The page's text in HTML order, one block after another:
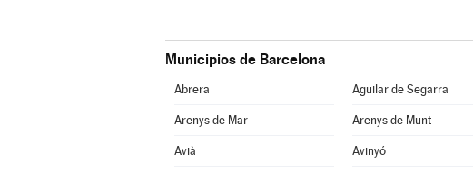
Municipios de Barcelona
Abrera Aguilar de Segarra
Arenys de Mar Arenys de Munt
Avià Avinyó